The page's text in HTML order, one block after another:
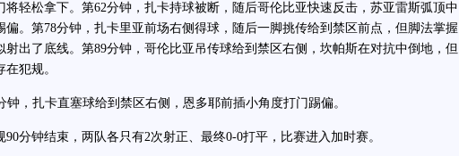
将轻松拿下。第62分钟，扎卡持球被断，随后哥伦比亚快速反击，苏亚雷斯弧顶中
偏。第78分钟，扎卡里亚前场右侧得球，随后一脚挑传给到禁区前点，但脚法掌握
射出了底线。第89分钟，哥伦比亚吊传球给到禁区右侧，坎帕斯在对抗中倒地，但
犯规。
，扎卡直塞球给到禁区右侧，恩多耶前插小角度打门踢偏。
钟结束，两队各只有2次射正、最终0-0打平，比赛进入加时赛。